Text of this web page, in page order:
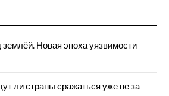
Новая эпоха уязвимости
ли страны сражаться уже не за